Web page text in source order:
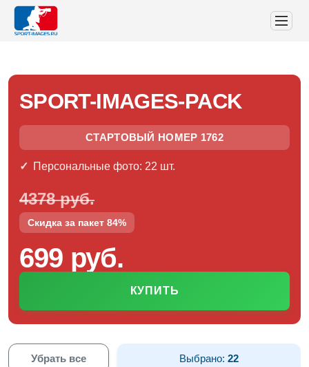
SPORT-IMAGES-PACK
СТАРТОВЫЙ НОМЕР 1762
Персональные фото: 22 шт.
4378 руб.
Скидка за пакет 84%
699 руб.
КУПИТЬ
Убрать все Выбрано:22